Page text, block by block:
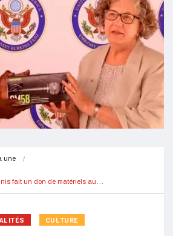
une
fait un don de matériels au…
CULTURE